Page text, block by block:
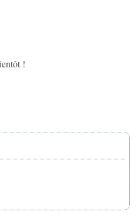
!